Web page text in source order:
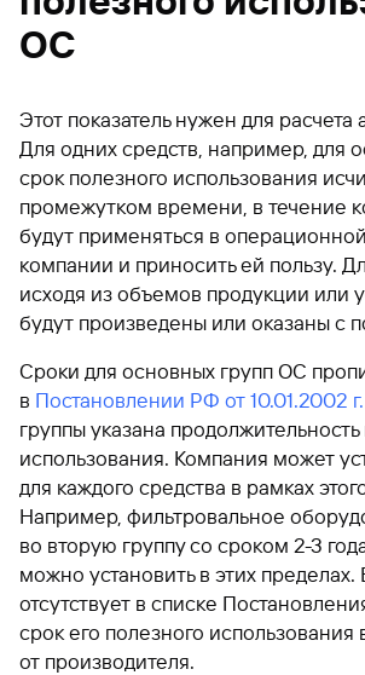
ОС
Этот показатель нужен для расчета
Для одних средств, например, для
срок полезного использования
промежутком времени, в течение
будут применяться в
компании и приносить ей пользу.
исходя из объемов продукции или
будут произведены или оказаны с
Сроки для основных групп ОС
в Постановлении РФ от 10.01.2002 г.
группы указана продолжительность
использования. Компания может
для каждого средства в рамках
Например, фильтровальное
во вторую группу со сроком 2-3
можно установить в этих пределах.
отсутствует в списке
срок его полезного использования
от производителя.